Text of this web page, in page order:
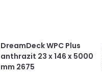
DreamDeck WPC Plus
anthrazit 23 x 146 x 5000
mm 2675